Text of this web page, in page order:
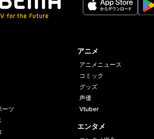
ーツ
アニメ
アニメニュース
コミック
グッズ
声優
Vtuber
エンタメ